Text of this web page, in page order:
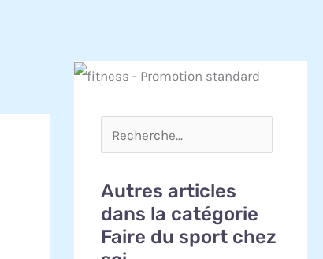
Autres articles
dans la catégorie
Faire du sport chez